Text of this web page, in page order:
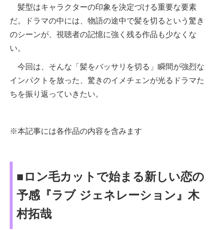
髪型はキャラクターの印象を決定づける重要な要素
だ。ドラマの中には、物語の途中で髪を切るという驚き
のシーンが、視聴者の記憶に強く残る作品も少なくな
い。
今回は、そんな「髪をバッサリを切る」瞬間が強烈な
インパクトを放った、驚きのイメチェンが光るドラマた
ちを振り返っていきたい。
※本記事には各作品の内容を含みます
■ロン毛カットで始まる新しい恋の
予感『ラブ ジェネレーション』木
村拓哉